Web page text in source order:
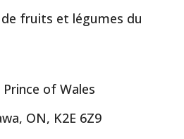
fruits et légumes du
of Wales
ON, K2E 6Z9